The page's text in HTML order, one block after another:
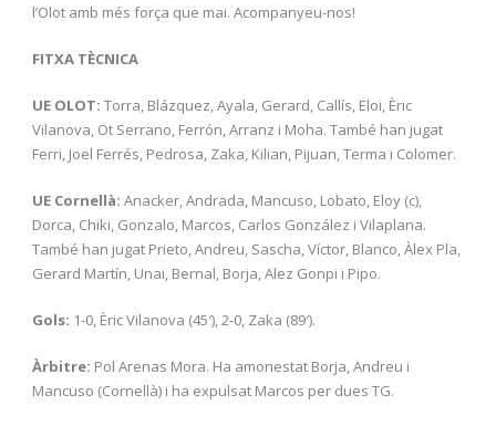
l’Olot amb més força que mai. Acompanyeu-nos!
FITXA TÈCNICA
UE OLOT: Torra, Blázquez, Ayala, Gerard, Callís, Eloi, Èric
Vilanova, Ot Serrano, Ferrón, Arranz i Moha. També han jugat
Ferri, Joel Ferrés, Pedrosa, Zaka, Kilian, Pijuan, Terma i Colomer.
UE Cornellà: Anacker, Andrada, Mancuso, Lobato, Eloy (c),
Dorca, Chiki, Gonzalo, Marcos, Carlos González i Vilaplana.
També han jugat Prieto, Andreu, Sascha, Víctor, Blanco, Àlex Pla,
Gerard Martín, Unai, Bernal, Borja, Alez Gonpi i Pipo.
Gols: 1-0, Èric Vilanova (45′), 2-0, Zaka (89′).
Àrbitre: Pol Arenas Mora. Ha amonestat Borja, Andreu i
Mancuso (Cornellà) i ha expulsat Marcos per dues TG.